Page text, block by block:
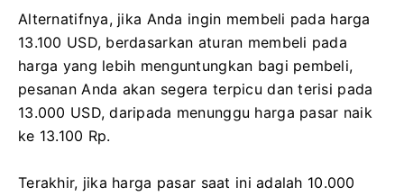
Alternatifnya, jika Anda ingin membeli pada harga
13.100 USD, berdasarkan aturan membeli pada
harga yang lebih menguntungkan bagi pembeli,
pesanan Anda akan segera terpicu dan terisi pada
13.000 USD, daripada menunggu harga pasar naik
ke 13.100 Rp.
Terakhir, jika harga pasar saat ini adalah 10.000